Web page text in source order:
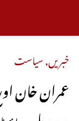
خبریں,سیاست
عمران خان